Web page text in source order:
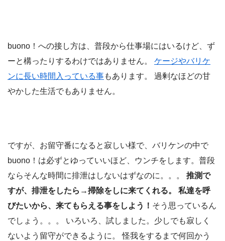
buono！への接し方は、普段から仕事場にはいるけど、ず
ーと構ったりするわけではありません。 ケージやバリケ
ンに長い時間入っている事もあります。 過剰なほどの甘
やかした生活でもありません。
ですが、お留守番になると寂しい様で、バリケンの中で
buono！は必ずとゆっていいほど、ウンチをします。普段
ならそんな時間に排泄はしないはずなのに。。。
推測で
すが、排泄をしたら→掃除をしに来てくれる。 私達を呼
びたいから、来てもらえる事をしよう！ そう思っているん
でしょう。。。 いろいろ、試しました。少しでも寂しく
ないよう留守ができるように。 怪我をするまで何回かう